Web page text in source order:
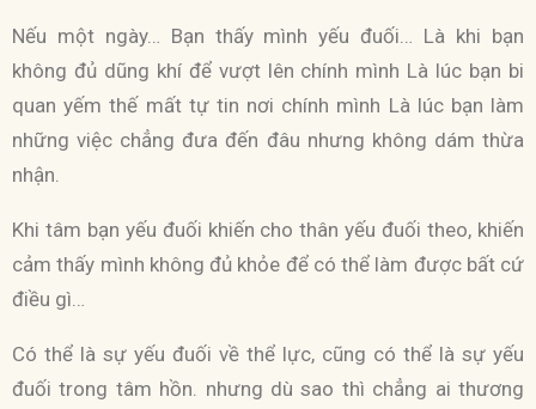
Nếu một ngày… Bạn thấy mình yếu đuối… Là khi bạn
không đủ dũng khí để vượt lên chính mình Là lúc bạn bi
quan yếm thế mất tự tin nơi chính mình Là lúc bạn làm
những việc chẳng đưa đến đâu nhưng không dám thừa
nhận.
Khi tâm bạn yếu đuối khiến cho thân yếu đuối theo, khiến
cảm thấy mình không đủ khỏe để có thể làm được bất cứ
điều gì…
Có thể là sự yếu đuối về thể lực, cũng có thể là sự yếu
đuối trong tâm hồn. nhưng dù sao thì chẳng ai thương